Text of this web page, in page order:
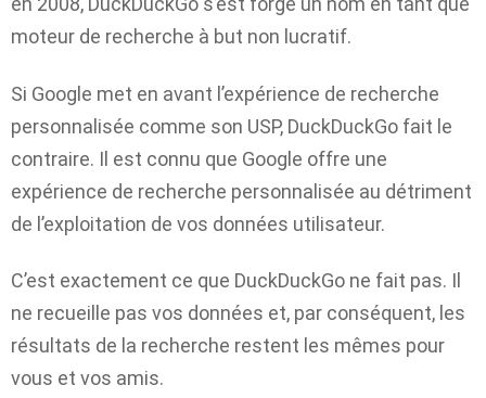
moteur de recherche à but non lucratif.
Si Google met en avant l’expérience de recherche
personnalisée comme son USP, DuckDuckGo fait le
contraire. Il est connu que Google offre une
expérience de recherche personnalisée au détriment
de l’exploitation de vos données utilisateur.
C’est exactement ce que DuckDuckGo ne fait pas. Il
ne recueille pas vos données et, par conséquent, les
résultats de la recherche restent les mêmes pour
vous et vos amis.